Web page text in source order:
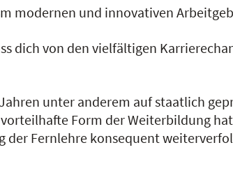
modernen und innovativen
dich von den vielfältigen
unter anderem auf staatlich
Form der Weiterbildung
der Fernlehre konsequent